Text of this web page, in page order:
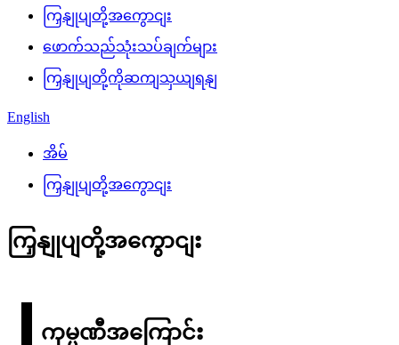
ကြှနျုပျတို့အကွောငျး
ဖောက်သည်သုံးသပ်ချက်များ
ကြှနျုပျတို့ကိုဆကျသှယျရနျ
English
အိမ်
ကြှနျုပျတို့အကွောငျး
ကြှနျုပျတို့အကွောငျး
ကုမ္ပဏီအကြောင်း